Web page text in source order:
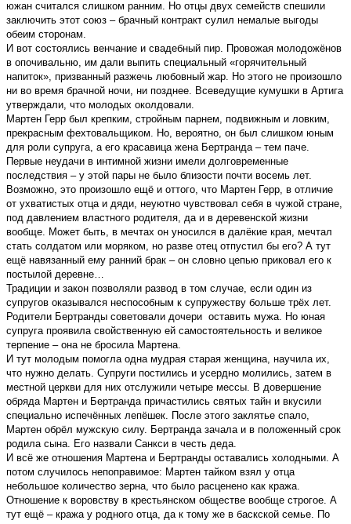
южан считался слишком ранним. Но отцы двух семейств спешили
заключить этот союз – брачный контракт сулил немалые выгоды
обеим сторонам.
И вот состоялись венчание и свадебный пир. Провожая молодожёнов
в опочивальню, им дали выпить специальный «горячительный
напиток», призванный разжечь любовный жар. Но этого не произошло
ни во время брачной ночи, ни позднее. Всеведущие кумушки в Артига
утверждали, что молодых околдовали.
Мартен Герр был крепким, стройным парнем, подвижным и ловким,
прекрасным фехтовальщиком. Но, вероятно, он был слишком юным
для роли супруга, а его красавица жена Бертранда – тем паче.
Первые неудачи в интимной жизни имели долговременные
последствия – у этой пары не было близости почти восемь лет.
Возможно, это произошло ещё и оттого, что Мартен Герр, в отличие
от ухватистых отца и дяди, неуютно чувствовал себя в чужой стране,
под давлением властного родителя, да и в деревенской жизни
вообще. Может быть, в мечтах он уносился в далёкие края, мечтал
стать солдатом или моряком, но разве отец отпустил бы его? А тут
ещё навязанный ему ранний брак – он словно цепью приковал его к
постылой деревне…
Традиции и закон позволяли развод в том случае, если один из
супругов оказывался неспособным к супружеству больше трёх лет.
Родители Бертранды советовали дочери оставить мужа. Но юная
супруга проявила свойственную ей самостоятельность и великое
терпение – она не бросила Мартена.
И тут молодым помогла одна мудрая старая женщина, научила их,
что нужно делать. Супруги постились и усердно молились, затем в
местной церкви для них отслужили четыре мессы. В довершение
обряда Мартен и Бертранда причастились святых тайн и вкусили
специально испечённых лепёшек. После этого заклятье спало,
Мартен обрёл мужскую силу. Бертранда зачала и в положенный срок
родила сына. Его назвали Санкси в честь деда.
И всё же отношения Мартена и Бертранды оставались холодными. А
потом случилось непоправимое: Мартен тайком взял у отца
небольшое количество зерна, что было расценено как кража.
Отношение к воровству в крестьянском обществе вообще строгое. А
тут ещё – кража у родного отца, да к тому же в баскской семье. По